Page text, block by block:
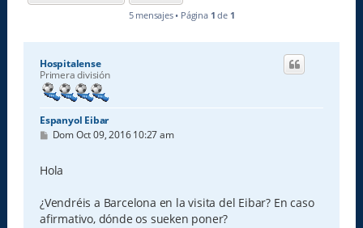
5 mensajes • Página 1 de 1
Hospitalense
Primera división
Espanyol Eibar
M
s
a
e
Dom Oct 09, 2016 10:27 am
Hola
¿Vendréis a Barcelona en la visita del Eibar? En caso
afirmativo, dónde os sueken poner?